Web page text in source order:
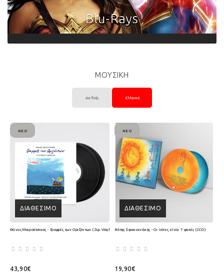
ΜΟΥΣΙΚΗ
Διεθνής Ελληνική
ΔΙΑΘΈΣΙΜΟ
ΝΈΟ
Θάνος Μικρούτσικος - Γραμμές των Οριζόντων (2Lp Vinyl)
43,90€
ΔΙΑΘΈΣΙΜΟ
ΝΈΟ
Νότης Σφακιανάκης - Οι νότες είναι 7 ψυχές (2CD)
19,90€